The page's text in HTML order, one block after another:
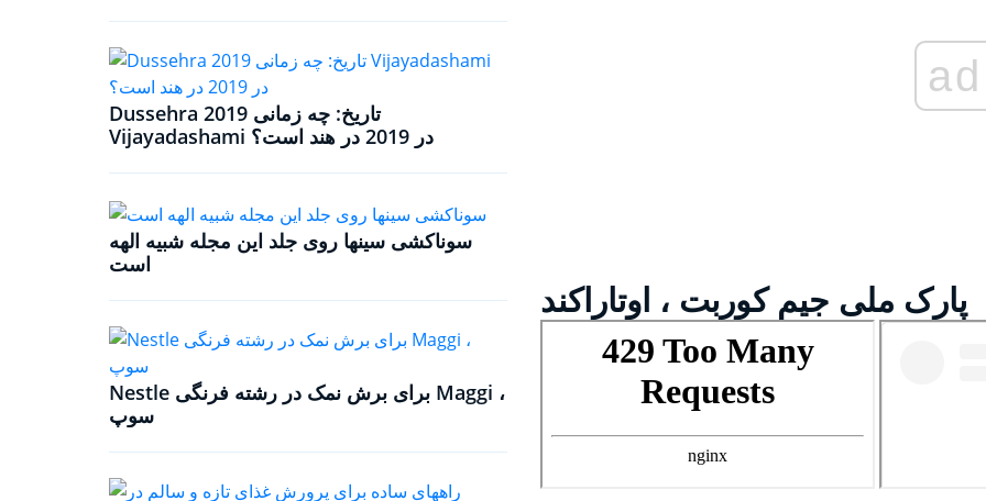
Dussehra 2019 تاریخ: چه زمانی
Vijayadashami در 2019 در هند است؟
سوناکشی سینها روی جلد این مجله شبیه الهه
است
Nestle برای برش نمک در رشته فرنگی Maggi ،
سوپ
ad
پارک ملی جیم کوربت ، اوتاراکند